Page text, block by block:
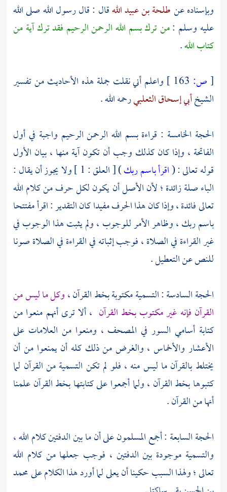
وبإسناده عنطلحة بن عبيد اللهقال : قال رسول الله صلى الله
عليه وسلم :من ترك بسم الله الرحمن الرحيم فقد ترك آية من
كتاب الله.
[ص:
واعلم أني نقلت جملة هذه الأحاديث من تفسير
الشيخأبي إسحاق الثعلبيرحمه الله .
الحجة الخامسة : قراءة بسم الله الرحمن الرحيم واجبة في أول
الفاتحة ، وإذا كان كذلك وجب أن تكون آية منها ، بيان الأول
قوله تعالى : (اقرأ باسم ربك
) [ العلق : 1 ] ولا يجوز أن يقال :
الباء صلة زائدة ؛ لأن الأصل أن يكون لكل حرف من كلام الله
تعالى فائدة ، وإذا كان هذا الحرف مفيدا كان التقدير : اقرأ مفتتحا
باسم ربك ، وظاهر الأمر للوجوب ، ولم يثبت هذا الوجوب في
غير القراءة في الصلاة ، فوجب إثباته في القراءة في الصلاة صونا
للنص عن التعطيل .
الحجة السادسة : التسمية مكتوبة بخط القرآن ،وكل ما ليس من
القرآن فإنه غير مكتوب بخط القرآن ، ألا ترى أنهم منعوا من
كتابة أسامي السور في المصحف ، ومنعوا من العلامات على
الأعشار والأخماس ، والغرض من ذلك كله أن يمنعوا من أن
يختلط بالقرآن ما ليس منه ، فلو لم تكن التسمية من القرآن لما
كتبوها بخط القرآن ، ولما أجمعوا على كتابتها بخط القرآن علمنا
أنها من القرآن .
الحجة السابعة : أجمع المسلمون على أن ما بين الدفتين كلام الله ،
والتسمية موجودة بين الدفتين ، فوجب جعلها من كلام الله
تعالى ؛ ولهذا السبب حكينا أن يعلى لما أورد هذا الكلام علىمحمد